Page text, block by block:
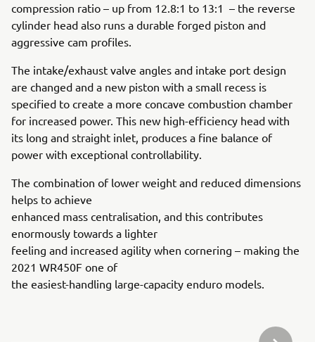
compression ratio – up from 12.8:1 to 13:1 – the reverse
cylinder head also runs a durable forged piston and
aggressive cam profiles.
The intake/exhaust valve angles and intake port design
are changed and a new piston with a small recess is
specified to create a more concave combustion chamber
for increased power. This new high-efficiency head with
its long and straight inlet, produces a fine balance of
power with exceptional controllability.
The combination of lower weight and reduced dimensions
helps to achieve
enhanced mass centralisation, and this contributes
enormously towards a lighter
feeling and increased agility when cornering – making the
2021 WR450F one of
the easiest-handling large-capacity enduro models.